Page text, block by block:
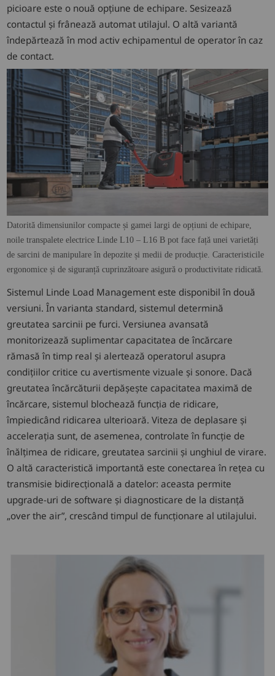
picioare este o nouă opțiune de echipare. Sesizează
contactul și frânează automat utilajul. O altă variantă
îndepărtează în mod activ echipamentul de operator în caz
de contact.
Datorită dimensiunilor compacte și gamei largi de opțiuni de echipare,
noile transpalete electrice Linde L10 – L16 B pot face față unei varietăți
de sarcini de manipulare în depozite și medii de producție. Caracteristicile
ergonomice și de siguranță cuprinzătoare asigură o productivitate ridicată.
Sistemul Linde Load Management este disponibil în două
versiuni. În varianta standard, sistemul determină
greutatea sarcinii pe furci. Versiunea avansată
monitorizează suplimentar capacitatea de încărcare
rămasă în timp real și alertează operatorul asupra
condițiilor critice cu avertismente vizuale și sonore. Dacă
greutatea încărcăturii depășește capacitatea maximă de
încărcare, sistemul blochează funcția de ridicare,
împiedicând ridicarea ulterioară. Viteza de deplasare și
accelerația sunt, de asemenea, controlate în funcție de
înălțimea de ridicare, greutatea sarcinii și unghiul de virare.
O altă caracteristică importantă este conectarea în rețea cu
transmisie bidirecțională a datelor: aceasta permite
upgrade-uri de software și diagnosticare de la distanță
„over the air”, crescând timpul de funcționare al utilajului.